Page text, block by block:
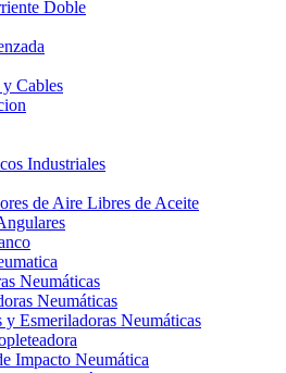
Doble
y Cables
Industriales
de Aire Libres de Aceite
Neumáticas
Neumáticas
y Esmeriladoras Neumáticas
Impacto Neumática